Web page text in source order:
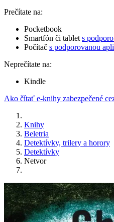
Prečítate na:
Pocketbook
Smartfón či tablet s
Počítač s podporovanou
Neprečítate na:
Kindle
Ako čítať e-knihy zabezpečené
Knihy
Beletria
Detektívky, trilery a horory
Detektívky
Netvor